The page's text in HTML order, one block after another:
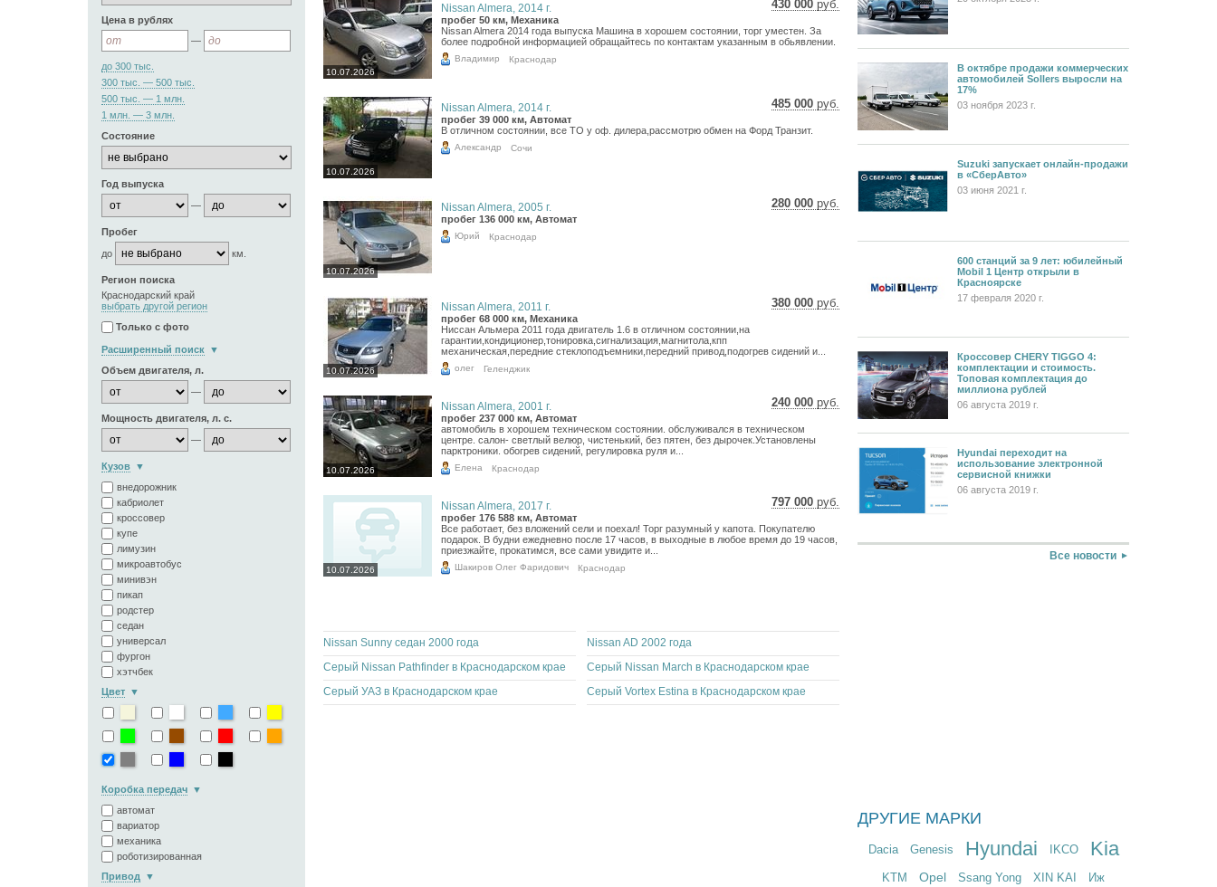
Цена в рублях
—
до 300 тыс.
300 тыс. — 500 тыс.
500 тыс. — 1 млн.
1 млн. — 3 млн.
Состояние
Год выпуска
—
Пробег
до
км.
Регион поиска
Краснодарский край
выбрать другой регион
Только с фото
Расширенный поиск
Объем двигателя, л.
—
Мощность двигателя, л. с.
—
Кузов
внедорожник
кабриолет
кроссовер
купе
лимузин
микроавтобус
минивэн
пикап
родстер
седан
универсал
фургон
хэтчбек
Цвет
Коробка передач
автомат
вариатор
механика
роботизированная
Привод
10.07.2026
430 000 руб.
6 289 €
Nissan Almera, 2014 г.
пробег 50 км, Механика
Nissan Almera 2014 года выпуска Машина в хорошем состоянии, торг уместен. За
более подробной информацией обращайтесь по контактам указанным в обьявлении.
Владимир Краснодар
10.07.2026
485 000 руб.
7 093 €
Nissan Almera, 2014 г.
пробег 39 000 км, Автомат
В отличном состоянии, все ТО у оф. дилера,рассмотрю обмен на Форд Транзит.
Александр Сочи
10.07.2026
280 000 руб.
Nissan Almera, 2005 г.
пробег 136 000 км, Автомат
Юрий Краснодар
10.07.2026
380 000 руб.
Nissan Almera, 2011 г.
пробег 68 000 км, Механика
Ниссан Альмера 2011 года двигатель 1.6 в отличном состоянии,на
гарантии,кондиционер,тонировка,сигнализация,магнитола,кпп
механическая,передние стеклоподъемники,передний привод,подогрев сидений и...
олег Геленджик
10.07.2026
240 000 руб.
3 510 €
Nissan Almera, 2001 г.
пробег 237 000 км, Автомат
автомобиль в хорошем техническом состоянии. обслуживался в техническом
центре. салон- светлый велюр, чистенький, без пятен, без дырочек.Установлены
парктроники. обогрев сидений, регулировка руля и...
Елена Краснодар
10.07.2026
797 000 руб.
11 657 €
Nissan Almera, 2017 г.
пробег 176 588 км, Автомат
Все работает, без вложений сели и поехал! Торг разумный у капота. Покупателю
подарок. В будни ежедневно после 17 часов, в выходные в любое время до 19 часов,
приезжайте, прокатимся, все сами увидите и...
Шакиров Олег Фаридович Краснодар
Nissan Sunny седан 2000 года
Nissan AD 2002 года
Серый Nissan Pathfinder в Краснодарском крае
Серый Nissan March в Краснодарском крае
Серый УАЗ в Краснодарском крае
Серый Vortex Estina в Краснодарском крае
В октябре продажи коммерческих
автомобилей Sollers выросли на
17%
03 ноября 2023 г.
Suzuki запускает онлайн-продажи
в «СберАвто»
03 июня 2021 г.
600 станций за 9 лет: юбилейный
Mobil 1 Центр открыли в
Красноярске
17 февраля 2020 г.
Кроссовер CHERY TIGGO 4:
комплектации и стоимость.
Топовая комплектация до
миллиона рублей
06 августа 2019 г.
Hyundai переходит на
использование электронной
сервисной книжки
06 августа 2019 г.
Все новости
ДРУГИЕ МАРКИ
Dacia Genesis Hyundai IKCO Kia
KTM Opel Ssang Yong XIN KAI
Иж